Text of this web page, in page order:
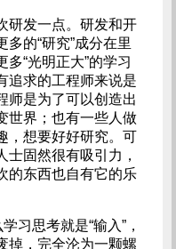
研发一点。研发和开
的“研究”成分在里
“光明正大”的学习
追求的工程师来说是
师是为了可以创造出
世界；也有一些人做
，想要好好研究。可
士固然很有吸引力，
的东西也自有它的乐
习思考就是“输入”，
掉，完全沦为一颗螺